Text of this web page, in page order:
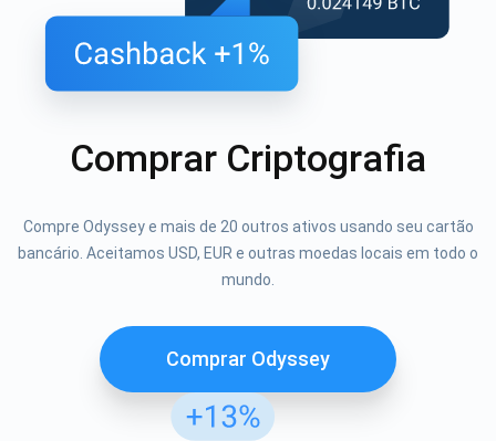
Comprar Criptografia
Compre Odyssey e mais de 20 outros ativos usando seu cartão
bancário. Aceitamos USD, EUR e outras moedas locais em todo o
mundo.
Comprar Odyssey